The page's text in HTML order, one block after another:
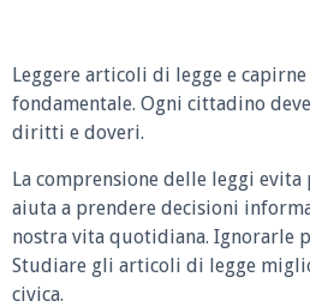
Leggere articoli di legge e
fondamentale. Ogni cittadino
diritti e doveri.
La comprensione delle leggi
aiuta a prendere decisioni
nostra vita quotidiana. Ignorarle
Studiare gli articoli di legge
civica.